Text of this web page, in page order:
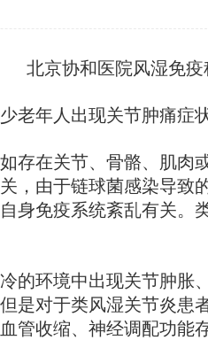
北京协和医院风湿免
年人出现关节肿痛症
在关节、骨骼、肌肉
，由于链球菌感染导
身免疫系统紊乱有关。
环境中出现关节肿胀
是对于类风湿关节炎患
管收缩、神经调配功能